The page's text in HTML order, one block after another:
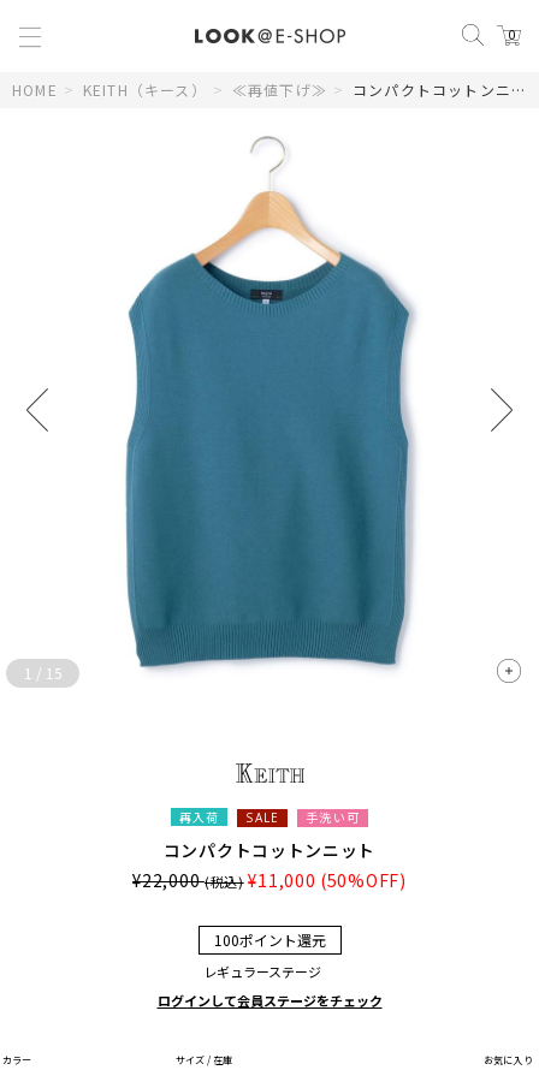
0
HOME > KEITH（キース） > ≪再値下げ≫ > コンパクトコットンニット
1 / 15
再入荷 SALE 手洗い可
コンパクトコットンニット
¥22,000(税込) ¥11,000 (50%OFF)
100ポイント還元
レギュラーステージ
ログインして会員ステージをチェック
カラー サイズ / 在庫 お気に入り